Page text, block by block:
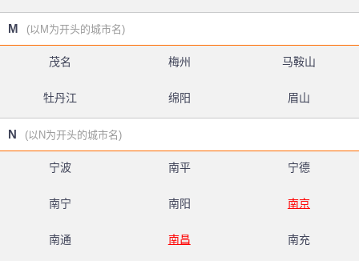
M (以M为开头的城市名)
茂名 梅州 马鞍山
牡丹江 绵阳 眉山
N (以N为开头的城市名)
宁波 南平 宁德
南宁 南阳 南京
南通 南昌 南充